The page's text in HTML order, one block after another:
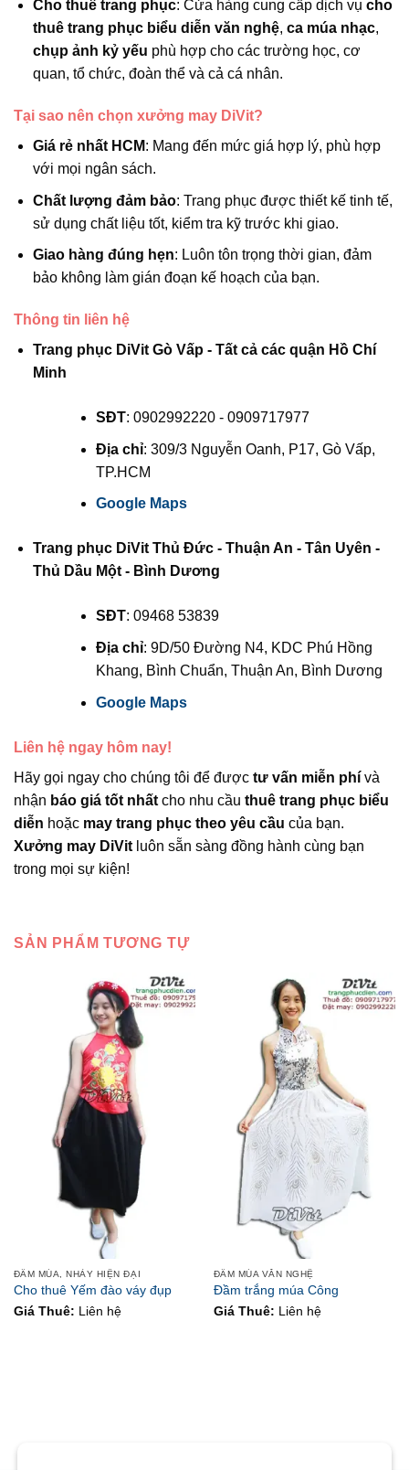
Cho thuê trang phục: Cửa hàng cung cấp dịch vụ cho
thuê trang phục biểu diễn văn nghệ, ca múa nhạc,
chụp ảnh kỷ yếu phù hợp cho các trường học, cơ
quan, tổ chức, đoàn thể và cả cá nhân.
Tại sao nên chọn xưởng may DiVit?
Giá rẻ nhất HCM: Mang đến mức giá hợp lý, phù hợp
với mọi ngân sách.
Chất lượng đảm bảo: Trang phục được thiết kế tinh tế,
sử dụng chất liệu tốt, kiểm tra kỹ trước khi giao.
Giao hàng đúng hẹn: Luôn tôn trọng thời gian, đảm
bảo không làm gián đoạn kế hoạch của bạn.
Thông tin liên hệ
Trang phục DiVit Gò Vấp - Tất cả các quận Hồ Chí
Minh
SĐT: 0902992220 - 0909717977
Địa chỉ: 309/3 Nguyễn Oanh, P17, Gò Vấp,
TP.HCM
Google Maps
Trang phục DiVit Thủ Đức - Thuận An - Tân Uyên -
Thủ Dầu Một - Bình Dương
SĐT: 09468 53839
Địa chỉ: 9D/50 Đường N4, KDC Phú Hồng
Khang, Bình Chuẩn, Thuận An, Bình Dương
Google Maps
Liên hệ ngay hôm nay!
Hãy gọi ngay cho chúng tôi để được tư vấn miễn phí và
nhận báo giá tốt nhất cho nhu cầu thuê trang phục biểu
diễn hoặc may trang phục theo yêu cầu của bạn.
Xưởng may DiVit luôn sẵn sàng đồng hành cùng bạn
trong mọi sự kiện!
SẢN PHẨM TƯƠNG TỰ
ĐẦM MÚA, NHẢY HIỆN ĐẠI
Cho thuê Yếm đào váy đụp
Giá Thuê: Liên hệ
ĐẦM MÚA VĂN NGHỆ
Đầm trắng múa Công
Giá Thuê: Liên hệ